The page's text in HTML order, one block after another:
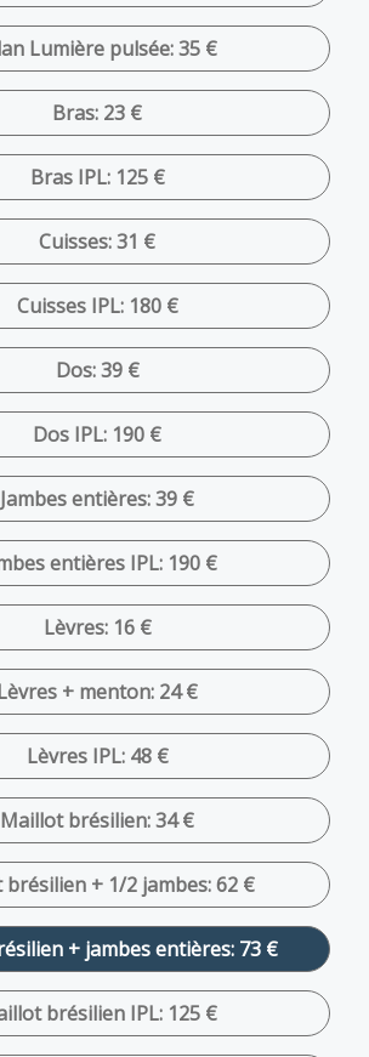
Lumière pulsée: 35 €
Bras: 23 €
Bras IPL: 125 €
Cuisses: 31 €
Cuisses IPL: 180 €
Dos: 39 €
Dos IPL: 190 €
Jambes entières: 39 €
entières IPL: 190 €
Lèvres: 16 €
+ menton: 24 €
Lèvres IPL: 48 €
Maillot brésilien: 34 €
+ 1/2 jambes: 62 €
+ jambes entières: 73 €
brésilien IPL: 125 €